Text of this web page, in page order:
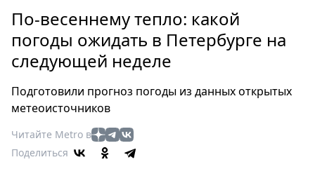
Россия
Мир
Здоровье
Туризм
Мода
Театр
Кино
По-весеннему тепло: какой
погоды ожидать в Петербурге на
следующей неделе
Подготовили прогноз погоды из данных открытых
метеоисточников
Читайте Metro в
Поделиться